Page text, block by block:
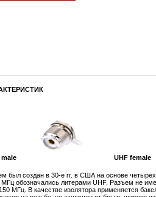
male UHF female
был со­здан в 30-е гг. в США на основе
обозначались лите­рами UHF. Разъем не
МГц. В качестве изолятора применяется